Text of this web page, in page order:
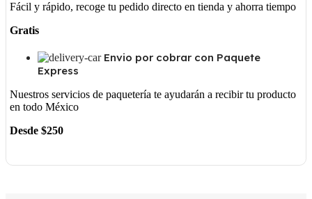
Fácil y rápido, recoge tu pedido directo en tienda y ahorra tiempo
Gratis
Envio por cobrar con Paquete
Express
Nuestros servicios de paquetería te ayudarán a recibir tu producto
en todo México
Desde $250